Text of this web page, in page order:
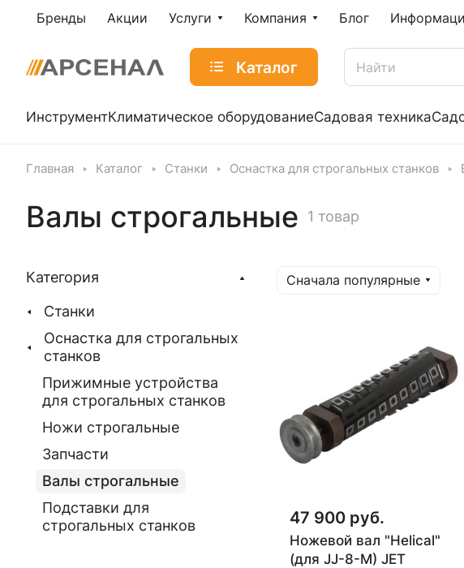
Бренды Акции Услуги Компания Блог
Каталог
ИнструментКлиматическое оборудованиеСадовая техника
Главная Каталог Станки Оснастка для строгальных станков
Валы строгальные 1 товар
Сначала популярные
47 900 руб.
Ножевой вал "Helical"
(для JJ-8-M) JET
Категория
Станки
Оснастка для строгальных
станков
Прижимные устройства
для строгальных станков
Ножи строгальные
Запчасти
Валы строгальные
Подставки для
строгальных станков